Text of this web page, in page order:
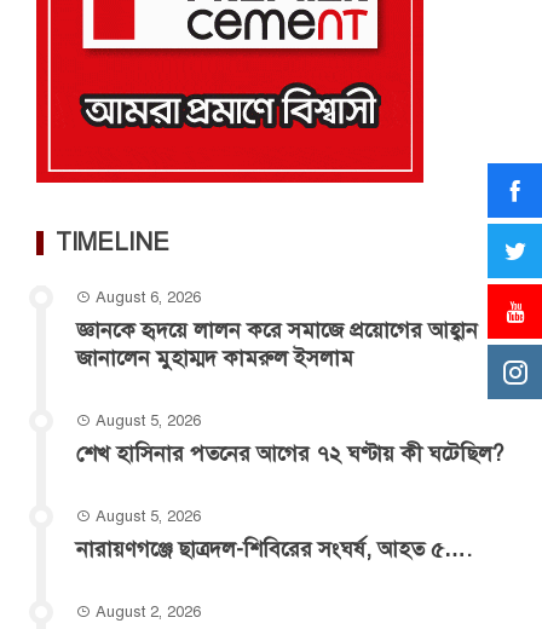
TIMELINE
August 6, 2026
জ্ঞানকে হৃদয়ে লালন করে সমাজে প্রয়োগের আহ্বান
জানালেন মুহাম্মদ কামরুল ইসলাম
August 5, 2026
শেখ হাসিনার পতনের আগের ৭২ ঘণ্টায় কী ঘটেছিল?
August 5, 2026
‎নারায়ণগঞ্জে ছাত্রদল-শিবিরের সংঘর্ষ, আহত ৫….
August 2, 2026